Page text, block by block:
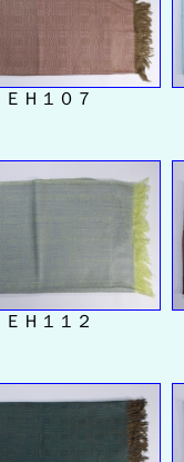
ＥＨ１０７
ＥＨ１１２